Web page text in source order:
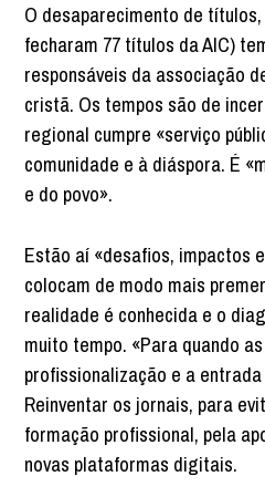
O desaparecimento de
fecharam 77 títulos da AIC)
responsáveis da associação
cristã. Os tempos são de
regional cumpre «serviço
comunidade e à diáspora. É
e do povo».
Estão aí «desafios, impactos
colocam de modo mais
realidade é conhecida e o
muito tempo. «Para quando
profissionalização e a
Reinventar os jornais, para
formação profissional, pela
novas plataformas digitais.